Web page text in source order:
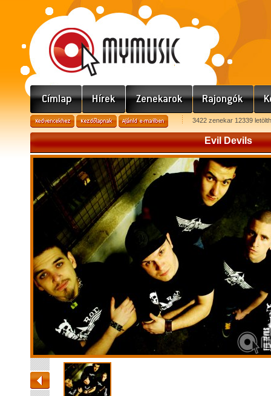
3422 zenekar 12339
Evil Devils